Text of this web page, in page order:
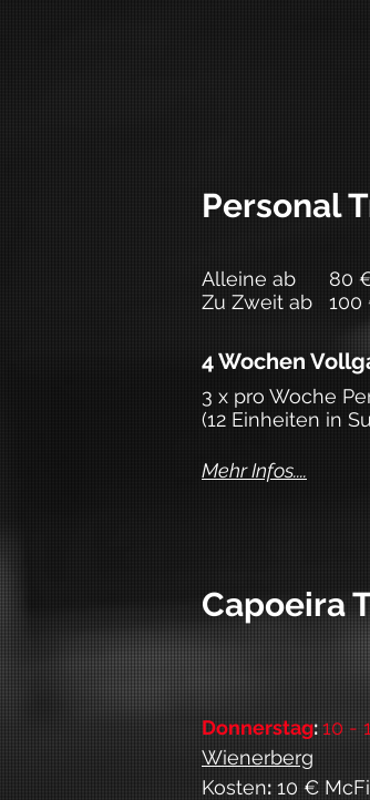
Personal
Alleine ab 80
Zu Zweit ab
4 Wochen
3 x pro Woche
(12 Einheiten in
Mehr Infos....
Capoeira
Donnerstag:10 -
Wienerberg
Kosten: 10 €